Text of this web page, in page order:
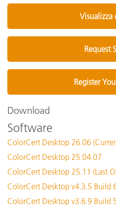
Visualizza
Request
Register
Download
Software
ColorCert Desktop 26.06
ColorCert Desktop 25.04.07
ColorCert Desktop 25.11 (Last
ColorCert Desktop v4.3.5 Build
ColorCert Desktop v3.6.9 Build